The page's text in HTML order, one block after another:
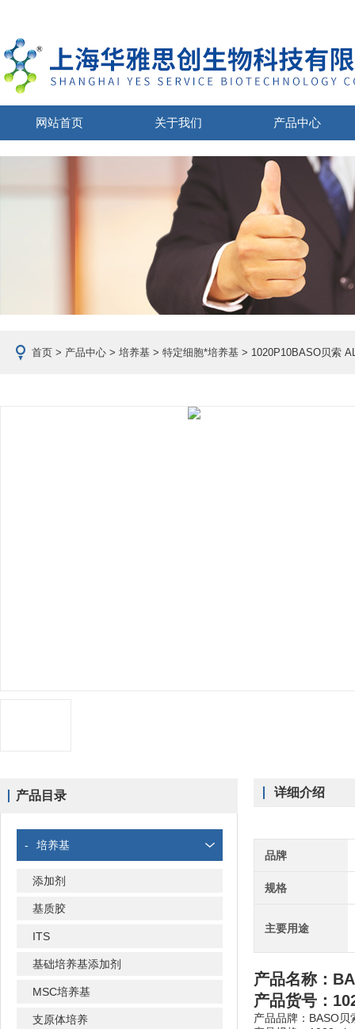
网站首页 关于我们 产品中心
首页 > 产品中心 > 培养基 > 特定细胞*培养基 > 1020P10BASO贝索
产品目录
- 培养基
添加剂
基质胶
ITS
基础培养基添加剂
MSC培养基
支原体培养
详细介绍
品牌
规格
主要用途
产品名称：
产品货号：
产品品牌：BASO贝